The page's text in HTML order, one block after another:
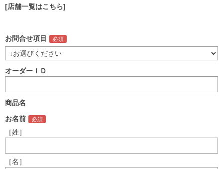
[店舗一覧はこちら]
お問合せ項目
オーダーＩＤ
商品名
お名前
［姓］
［名］